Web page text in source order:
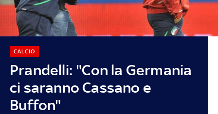
Prandelli: "Con la Germania
ci saranno Cassano e
Buffon"
CALCIO